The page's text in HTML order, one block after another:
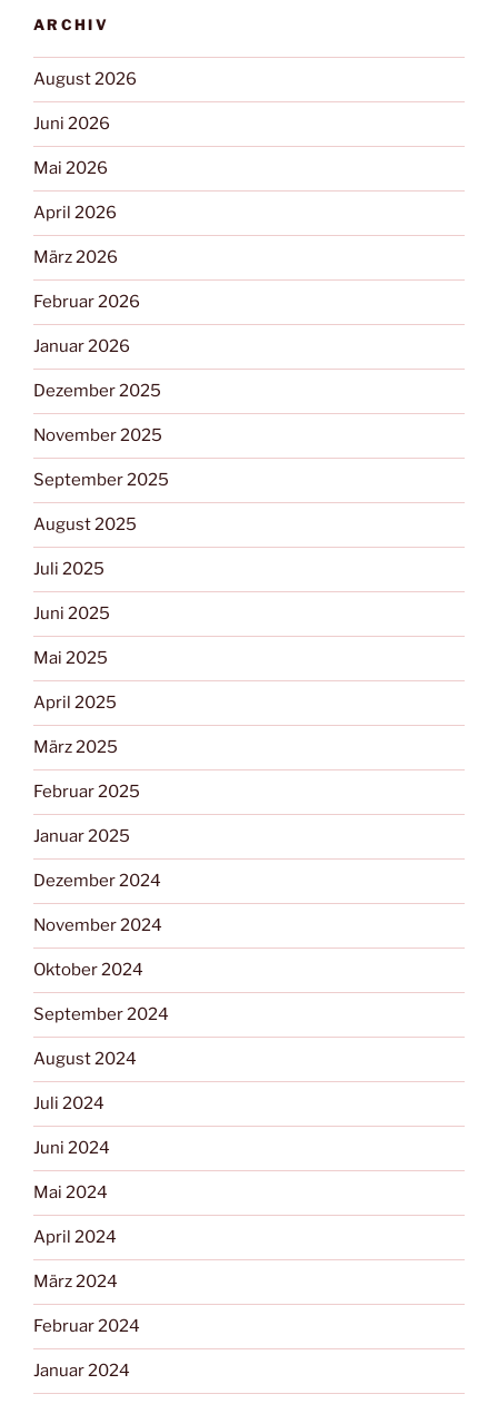
ARCHIV
August 2026
Juni 2026
Mai 2026
April 2026
März 2026
Februar 2026
Januar 2026
Dezember 2025
November 2025
September 2025
August 2025
Juli 2025
Juni 2025
Mai 2025
April 2025
März 2025
Februar 2025
Januar 2025
Dezember 2024
November 2024
Oktober 2024
September 2024
August 2024
Juli 2024
Juni 2024
Mai 2024
April 2024
März 2024
Februar 2024
Januar 2024